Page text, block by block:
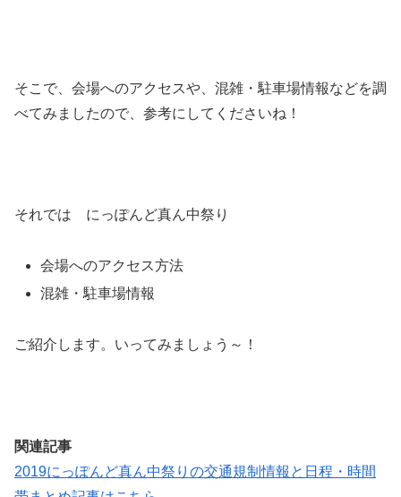
そこで、会場へのアクセスや、混雑・駐車場情報などを調
べてみましたので、参考にしてくださいね！
それでは にっぽんど真ん中祭り
会場へのアクセス方法
混雑・駐車場情報
ご紹介します。いってみましょう～！
関連記事
2019にっぽんど真ん中祭りの交通規制情報と日程・時間